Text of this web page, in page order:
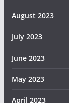
August 2023
July 2023
June 2023
May 2023
April 2023